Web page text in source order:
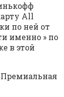
All
по ней от
именно » по
в этой
Премиальная